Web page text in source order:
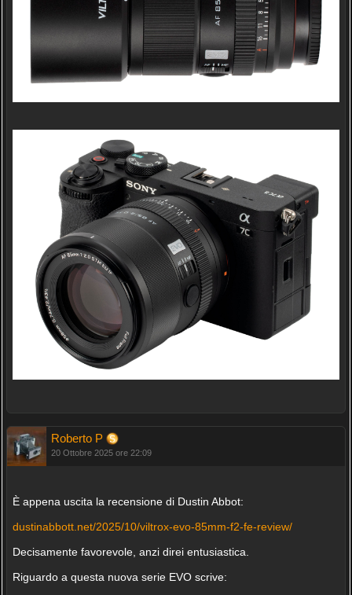
Roberto P
20 Ottobre 2025 ore 22:09
È appena uscita la recensione di Dustin Abbot:
dustinabbott.net/2025/10/viltrox-evo-85mm-f2-fe-review/
Decisamente favorevole, anzi direi entusiastica.
Riguardo a questa nuova serie EVO scrive: